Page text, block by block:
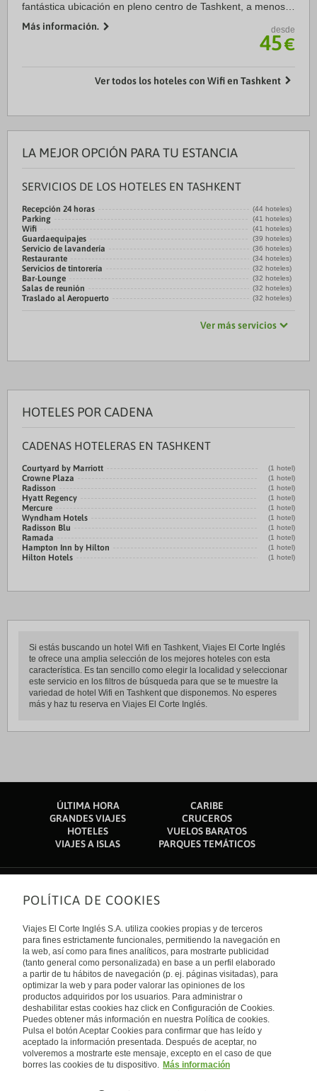
fantástica ubicación en pleno centro de Tashkent, a menos
Amir Timur. Además, este hotel ...
Más información. desde
45€
Ver todos los hoteles con Wifi en Tashkent
LA MEJOR OPCIÓN PARA TU ESTANCIA
SERVICIOS DE LOS HOTELES EN TASHKENT
Recepción 24 horas (44 hoteles)
Parking (41 hoteles)
Wifi (41 hoteles)
Guardaequipajes (39 hoteles)
Servicio de lavandería (36 hoteles)
Restaurante (34 hoteles)
Servicios de tintorería (32 hoteles)
Bar-Lounge (32 hoteles)
Salas de reunión (32 hoteles)
Traslado al Aeropuerto (32 hoteles)
Ver más servicios
HOTELES POR CADENA
CADENAS HOTELERAS EN TASHKENT
Courtyard by Marriott (1 hotel)
Crowne Plaza (1 hotel)
Radisson (1 hotel)
Hyatt Regency (1 hotel)
Mercure (1 hotel)
Wyndham Hotels (1 hotel)
Radisson Blu (1 hotel)
Ramada (1 hotel)
Hampton Inn by Hilton (1 hotel)
Hilton Hotels (1 hotel)
Si estás buscando un hotel Wifi en Tashkent, Viajes El Corte Inglés
te ofrece una amplia selección de los mejores hoteles con esta
característica. Es tan sencillo como elegir la localidad y seleccionar
este servicio en los filtros de búsqueda para que se te muestre la
variedad de hotel Wifi en Tashkent que disponemos. No esperes
más y haz tu reserva en Viajes El Corte Inglés.
ÚLTIMA HORA
CARIBE
GRANDES VIAJES
CRUCEROS
HOTELES
VUELOS BARATOS
VIAJES A ISLAS
PARQUES TEMÁTICOS
Sobre nosotros
Quiénes somos
Financiación
Sostenibilidad
Turismo accesible
Tarjeta El Corte Inglés
Trabaja con nosotros
El Corte Inglés
Canal Ético
Enlaces de interés
Guías de viaje
Catálogos
Auto check-in
Condiciones Generales
Política de privacidad
Política de cookies
Accesibilidad
Empresas/ Grupos
Internacional
España
Visita nuestro blog
Blog de Viajes el Corte inglés
POLÍTICA DE COOKIES
Viajes El Corte Inglés S.A. utiliza cookies propias y de terceros
para fines estrictamente funcionales, permitiendo la navegación en
la web, así como para fines analíticos, para mostrarte publicidad
(tanto general como personalizada) en base a un perfil elaborado
a partir de tu hábitos de navegación (p. ej. páginas visitadas), para
optimizar la web y para poder valorar las opiniones de los
productos adquiridos por los usuarios. Para administrar o
deshabilitar estas cookies haz click en Configuración de Cookies.
Puedes obtener más información en nuestra Política de cookies.
Pulsa el botón Aceptar Cookies para confirmar que has leído y
aceptado la información presentada. Después de aceptar, no
volveremos a mostrarte este mensaje, excepto en el caso de que
borres las cookies de tu dispositivo. Más información